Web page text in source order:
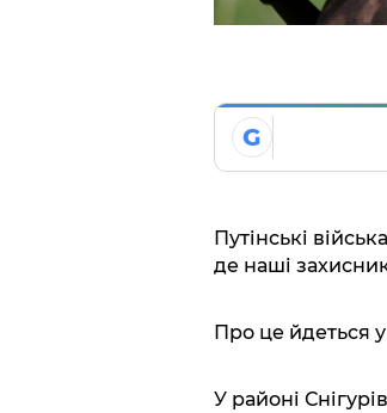
G
Путінські
де наші
Про це йдеться
У районі